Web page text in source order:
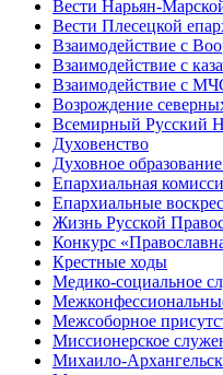
Вести Нарьян-
Вести Плесецкой
Взаимодействие с
Взаимодействие с
Взаимодействие с
Возрождение
Всемирный Русский
Духовенство
Духовное
Епархиальная
Епархиальные
Жизнь Русской
Конкурс
Крестные ходы
Медико-социальное
Межсоборное
Миссионерское
Михаило-